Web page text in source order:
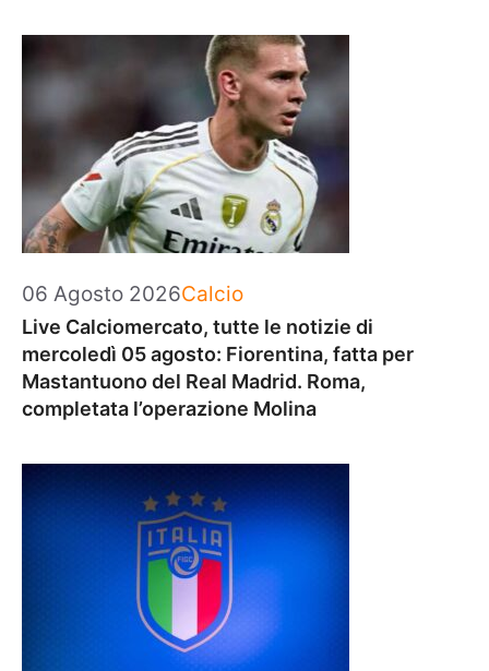
06 Agosto 2026Categorie
Calcio
Live Calciomercato, tutte le notizie di
mercoledì 05 agosto: Fiorentina, fatta per
Mastantuono del Real Madrid. Roma,
completata l’operazione Molina